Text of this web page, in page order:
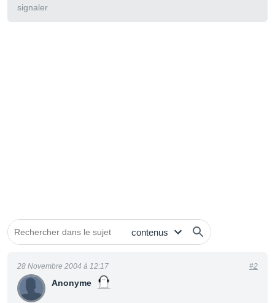
signaler
Anonyme
28 Novembre 2004 à 12:17 #2